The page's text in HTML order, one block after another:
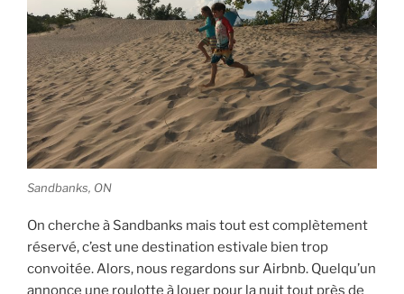
Sandbanks, ON
On cherche à Sandbanks mais tout est complètement
réservé, c’est une destination estivale bien trop
convoitée. Alors, nous regardons sur Airbnb. Quelqu’un